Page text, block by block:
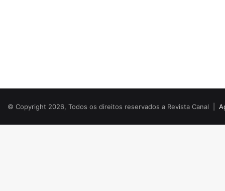
© Copyright 2026, Todos os direitos reservados a Revista Canal |